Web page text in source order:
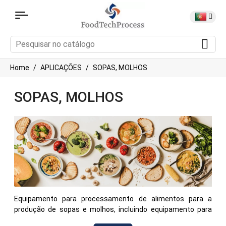
Home APLICAÇÕES SOPAS, MOLHOS
SOPAS, MOLHOS
Equipamento para processamento de alimentos para a
produção de sopas e molhos, incluindo equipamento para